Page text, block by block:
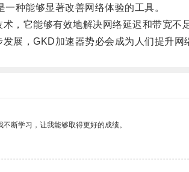
种能够显著改善网络体验的工具。
它能够有效地解决网络延迟和带宽不足
，GKD加速器势必会成为人们提升网
断学习，让我能够取得更好的成绩。